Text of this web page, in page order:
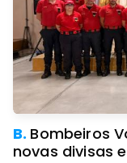
B. Bombeiros
novas divisas